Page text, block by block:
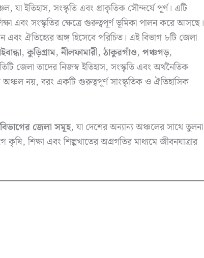
যা ইতিহাস, সংস্কৃতি এবং প্রাকৃতিক সৌন্দর্যে পূর্ণ। এটি
এবং সংস্কৃতির ক্ষেত্রে গুরুত্বপূর্ণ ভূমিকা পালন করে আসছে।
এবং ঐতিহ্যের অঙ্গ হিসেবে পরিচিত। এই বিভাগ ৮টি জেলা
,কুড়িগ্রাম,নীলফামারী,ঠাকুরগাঁও, পঞ্চগড়,
জেলা তাদের নিজস্ব ইতিহাস, সংস্কৃতি এবং অর্থনৈতিক
নয়, বরং একটি গুরুত্বপূর্ণ সাংস্কৃতিক ও ঐতিহাসিক
জেলা সমূহ, যা দেশের অন্যান্য অঞ্চলের সাথে তুলনা
শিক্ষা এবং শিল্পখাতের অগ্রগতির মাধ্যমে জীবনযাত্রার